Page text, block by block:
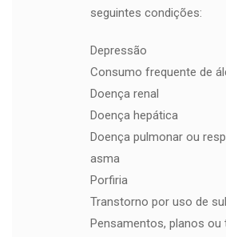
seguintes condições:
Depressão
Consumo frequente de
Doença renal
Doença hepática
Doença pulmonar ou
asma
Porfiria
Transtorno por uso de
Pensamentos, planos ou